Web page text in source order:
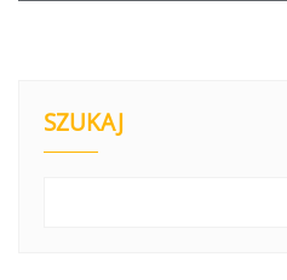
SZUKAJ